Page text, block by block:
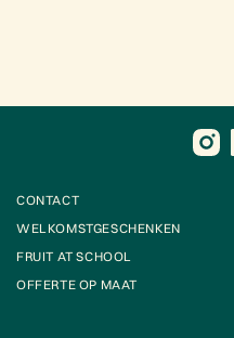
CONTACT
WELKOMSTGESCHENKEN
FRUIT AT SCHOOL
OFFERTE OP MAAT